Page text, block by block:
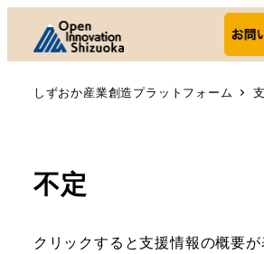
しずおか産業創造プラットフォーム
不定
クリックすると支援情報の概要